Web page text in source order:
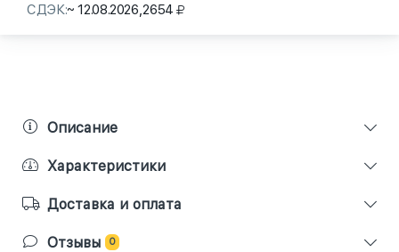
СДЭК:~ 12.08.2026,2654
Описание
Характеристики
Доставка и оплата
Отзывы 0